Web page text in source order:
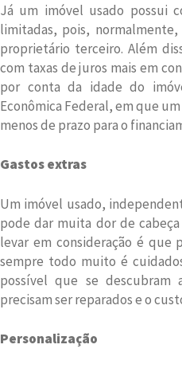
Já um imóvel usado possui
limitadas, pois,
proprietário terceiro. Além
com taxas de juros mais em
por conta da idade do
Econômica Federal, em que
menos de prazo para o
Gastos extras
Um imóvel usado,
pode dar muita dor de
levar em consideração é que
sempre todo muito é
possível que se descubram
precisam ser reparados e o
Personalização